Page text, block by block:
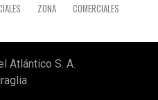
ZONA COMERCIALES
Atlántico S. A.